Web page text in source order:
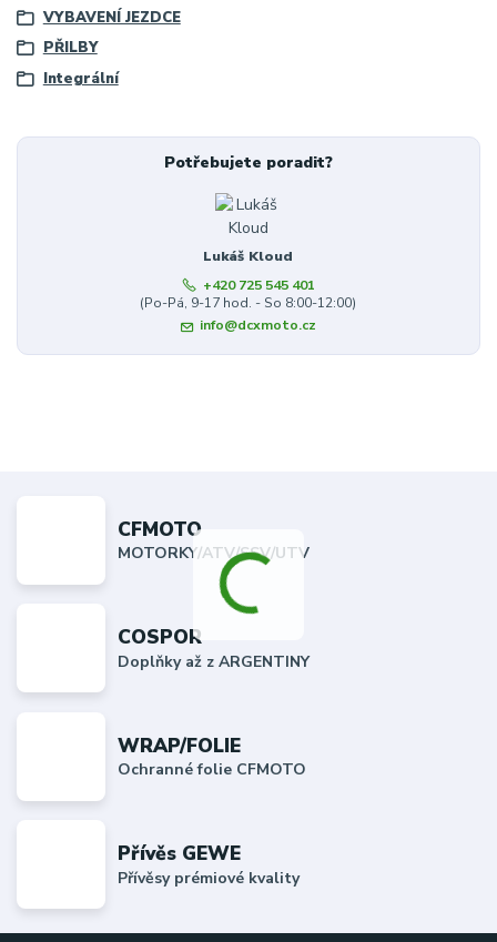
VYBAVENÍ JEZDCE
PŘILBY
Integrální
Potřebujete poradit?
Lukáš Kloud
+420 725 545 401
(Po-Pá, 9-17 hod. - So 8:00-12:00)
info@dcxmoto.cz
CFMOTO
MOTORKY/ATV/SSV/UTV
COSPOR
Doplňky až z ARGENTINY
WRAP/FOLIE
Ochranné folie CFMOTO
Přívěs GEWE
Přívěsy prémiové kvality